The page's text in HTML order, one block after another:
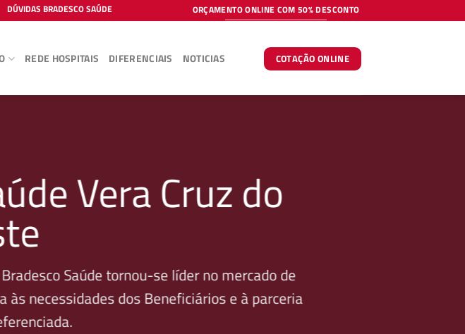
DÚVIDAS BRADESCO SAÚDE ORÇAMENTO ONLINE COM 50% DESCONTO
REDE HOSPITAIS DIFERENCIAIS NOTICIAS COTAÇÃO ONLINE
Vera Cruz do
Saúde tornou-se líder no mercado de
necessidades dos Beneficiários e à parceria